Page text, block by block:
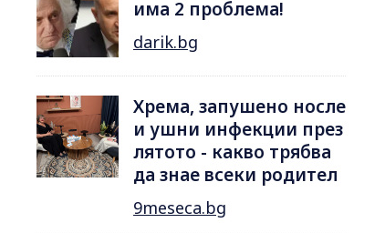
има 2 проблема!
darik.bg
Хрема, запушено носле
и ушни инфекции през
лятотo - какво трябва
да знае всеки родител
9meseca.bg